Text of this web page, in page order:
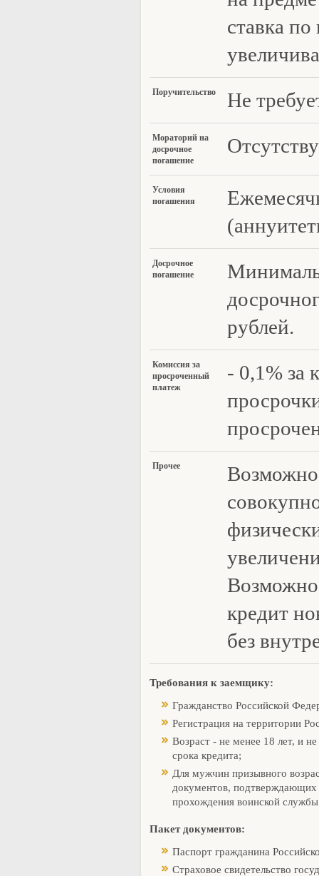
ставка по
Поручительство Не
Мораторий на
досрочное
погашение
Условия
погашения
Досрочное
погашение
рублей.
Комиссия за
просроченный
платеж
- 0,1% за
Прочее
кредит
без
Требования к заемщику:
Гражданство Российской
Регистрация на территории
Возраст - не менее 18 лет, и
срока кредита;
Для мужчин призывного
документов, подтверждающих
прохождения воинской
Пакет документов:
Паспорт гражданина
Страховое свидетельство